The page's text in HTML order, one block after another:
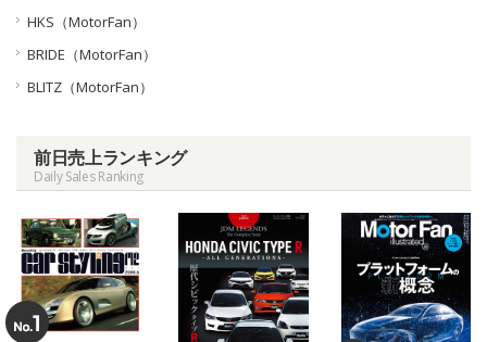
HKS（MotorFan）
BRIDE（MotorFan）
BLITZ（MotorFan）
前日売上ランキング
Daily Sales Ranking